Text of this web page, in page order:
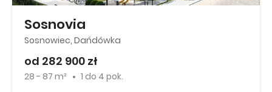
Sosnovia
Sosnowiec, Dańdówka
od 282 900 zł
28 - 87 m² 1 do 4 pok.